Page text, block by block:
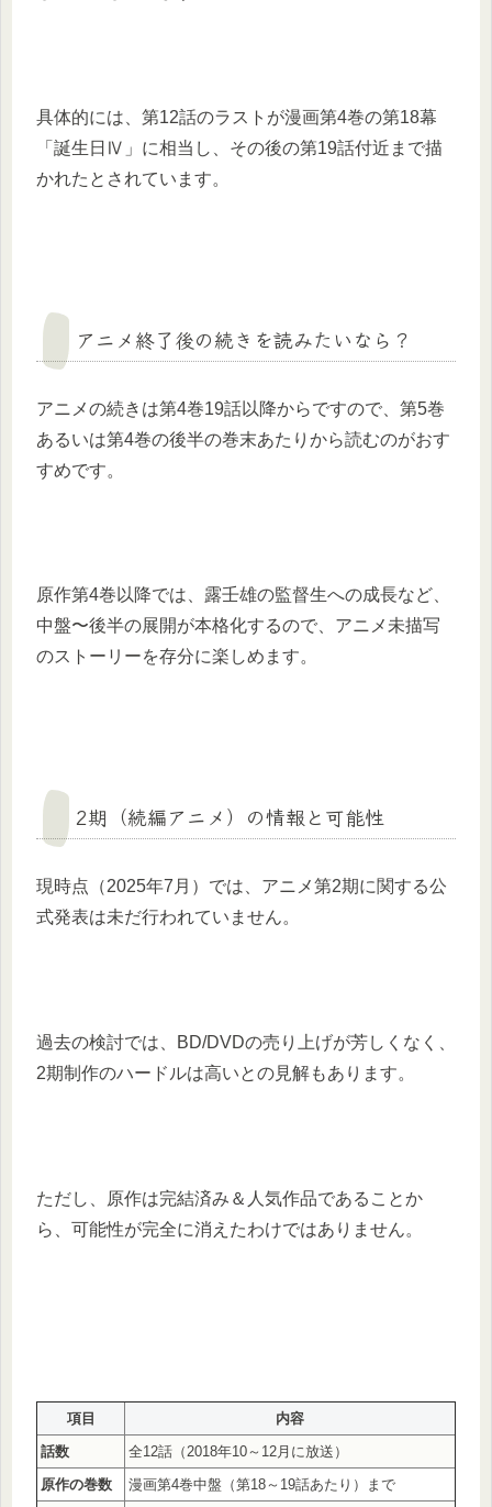
具体的には、第12話のラストが漫画第4巻の第18幕
「誕生日Ⅳ」に相当し、その後の第19話付近まで描
かれたとされています。
アニメ終了後の続きを読みたいなら？
アニメの続きは第4巻19話以降からですので、第5巻
あるいは第4巻の後半の巻末あたりから読むのがおす
すめです。
原作第4巻以降では、露壬雄の監督生への成長など、
中盤〜後半の展開が本格化するので、アニメ未描写
のストーリーを存分に楽しめます。
2期（続編アニメ）の情報と可能性
現時点（2025年7月）では、アニメ第2期に関する公
式発表は未だ行われていません。
過去の検討では、BD/DVDの売り上げが芳しくなく、
2期制作のハードルは高いとの見解もあります。
ただし、原作は完結済み＆人気作品であることか
ら、可能性が完全に消えたわけではありません。
項目
内容
話数
全12話（2018年10～12月に放送）
原作の巻数
漫画第4巻中盤（第18～19話あたり）まで